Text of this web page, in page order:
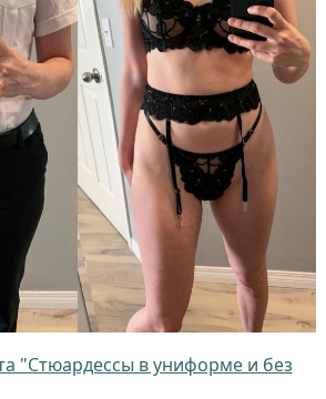
"Стюардессы в униформе и без